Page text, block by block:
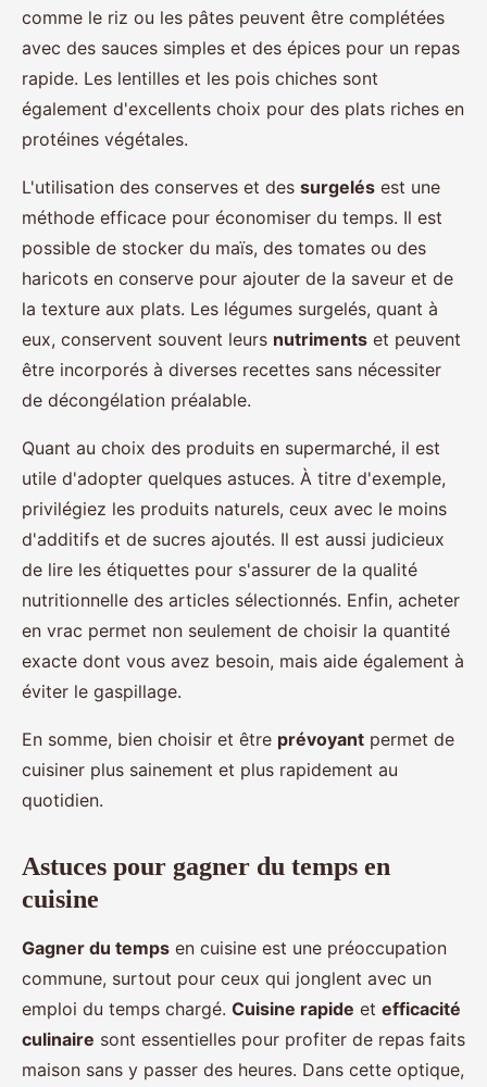
comme le riz ou les pâtes peuvent être complétées
avec des sauces simples et des épices pour un repas
rapide. Les lentilles et les pois chiches sont
également d'excellents choix pour des plats riches en
protéines végétales.
L'utilisation des conserves et des surgelés est une
méthode efficace pour économiser du temps. Il est
possible de stocker du maïs, des tomates ou des
haricots en conserve pour ajouter de la saveur et de
la texture aux plats. Les légumes surgelés, quant à
eux, conservent souvent leurs nutriments et peuvent
être incorporés à diverses recettes sans nécessiter
de décongélation préalable.
Quant au choix des produits en supermarché, il est
utile d'adopter quelques astuces. À titre d'exemple,
privilégiez les produits naturels, ceux avec le moins
d'additifs et de sucres ajoutés. Il est aussi judicieux
de lire les étiquettes pour s'assurer de la qualité
nutritionnelle des articles sélectionnés. Enfin, acheter
en vrac permet non seulement de choisir la quantité
exacte dont vous avez besoin, mais aide également à
éviter le gaspillage.
En somme, bien choisir et être prévoyant permet de
cuisiner plus sainement et plus rapidement au
quotidien.
Astuces pour gagner du temps en
cuisine
Gagner du temps en cuisine est une préoccupation
commune, surtout pour ceux qui jonglent avec un
emploi du temps chargé. Cuisine rapide et efficacité
culinaire sont essentielles pour profiter de repas faits
maison sans y passer des heures. Dans cette optique,